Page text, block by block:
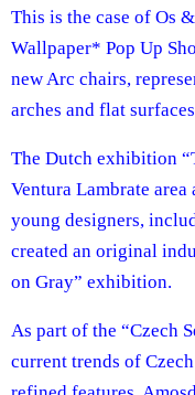
This is the case of Os
Wallpaper* Pop Up
new Arc chairs,
arches and flat
The Dutch exhibition
Ventura Lambrate
young designers,
created an original
on Gray” exhibition.
As part of the “Czech
current trends of